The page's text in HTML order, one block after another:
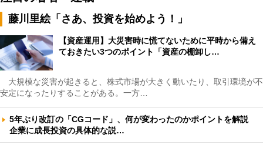
藤川里絵「さあ、投資を始めよう！」
【資産運用】大災害時に慌てないために平時から備え
ておきたい3つのポイント「資産の棚卸し…
大規模な災害が起きると、株式市場が大きく動いたり、取引環境が不
安定になったりすることがある。一方…
5年ぶり改訂の「CGコード」、何が変わったのかポイントを解説
企業に成長投資の具体的な説…